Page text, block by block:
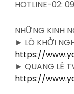
HOTLINE-02:
NHỮNG KINH
► LÒ KHỞI
https://
► QUANG LÊ
https://